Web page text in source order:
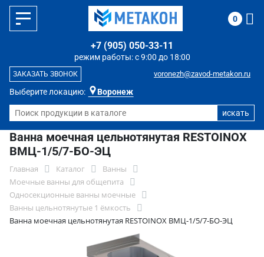
Выберите локацию: Воронеж
режим работы: с 9:00 до 18:00
+7 (905) 050-33-11
voronezh@zavod-metakon.ru
ЗАКАЗАТЬ ЗВОНОК
0
Ванна моечная цельнотянутая RESTOINOX
ВМЦ-1/5/7-БО-ЭЦ
Главная Каталог
Ванны
Моечные ванны для общепита
Односекционные ванны моечные
Ванны цельнотянутые 1 ёмкость
Ванна моечная цельнотянутая RESTOINOX ВМЦ-1/5/7-БО-ЭЦ